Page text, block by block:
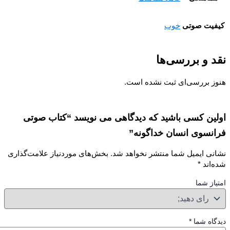
صوتی خوب
و بررسی‌ها
بررسی‌ای ثبت نشده است.
کسی باشید که دیدگاهی می نویسد “کتاب صوتی
انسان خداگونه”
ایمیل شما منتشر نخواهد شد. بخش‌های موردنیاز علامت‌گذاری
*
شما
شما *